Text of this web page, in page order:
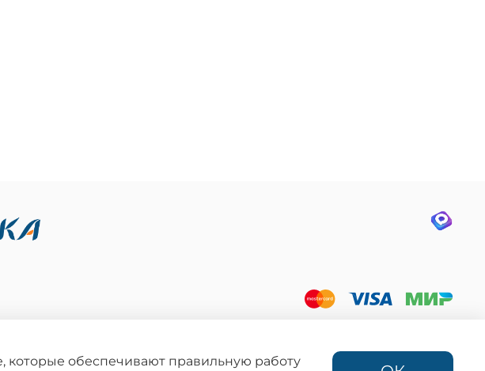
разрешения запрещено
которые обеспечивают правильную работу